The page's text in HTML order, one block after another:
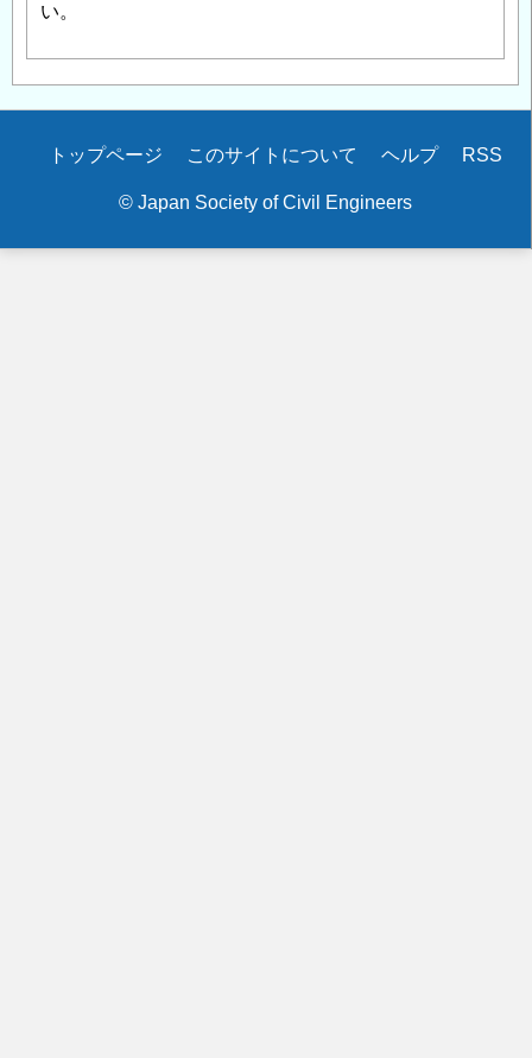
い。
Secondary
トップページ このサイトについて ヘルプ RSS
© Japan Society of Civil Engineers